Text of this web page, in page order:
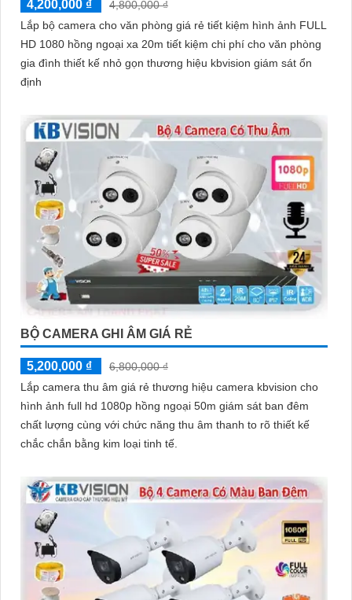
4,200,000 ₫
4,800,000 ₫
Lắp bộ camera cho văn phòng giá rẻ tiết kiệm hình ảnh FULL
HD 1080 hồng ngoại xa 20m tiết kiệm chi phí cho văn phòng
gia đình thiết kế nhỏ gọn thương hiệu kbvision giám sát ổn
định
BỘ CAMERA GHI ÂM GIÁ RẺ
5,200,000 ₫
6,800,000 ₫
Lắp camera thu âm giá rẻ thương hiệu camera kbvision cho
hình ảnh full hd 1080p hồng ngoại 50m giám sát ban đêm
chất lượng cùng với chức năng thu âm thanh to rõ thiết kế
chắc chắn bằng kim loại tinh tế.